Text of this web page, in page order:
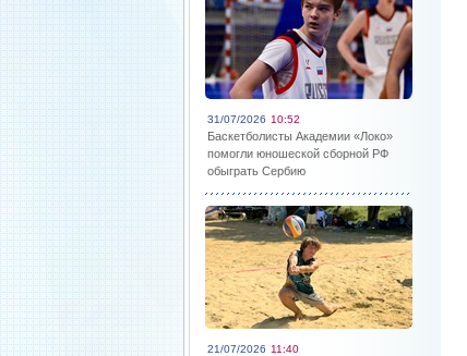
31/07/2026 10:52
Баскетболисты Академии «Локо»
помогли юношеской сборной РФ
обыграть Сербию
21/07/2026 11:40